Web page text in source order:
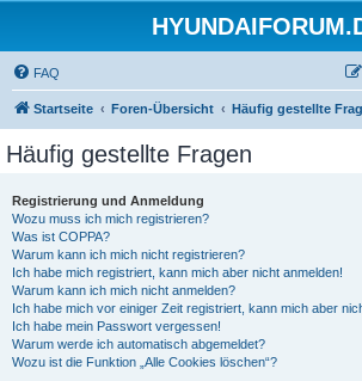
FAQ
Startseite Foren-Übersicht Häufig gestellte
Häufig gestellte Fragen
Registrierung und Anmeldung
Wozu muss ich mich registrieren?
Was ist COPPA?
Warum kann ich mich nicht registrieren?
Ich habe mich registriert, kann mich aber nicht anmelden!
Warum kann ich mich nicht anmelden?
Ich habe mich vor einiger Zeit registriert, kann mich aber
Ich habe mein Passwort vergessen!
Warum werde ich automatisch abgemeldet?
Wozu ist die Funktion „Alle Cookies löschen“?